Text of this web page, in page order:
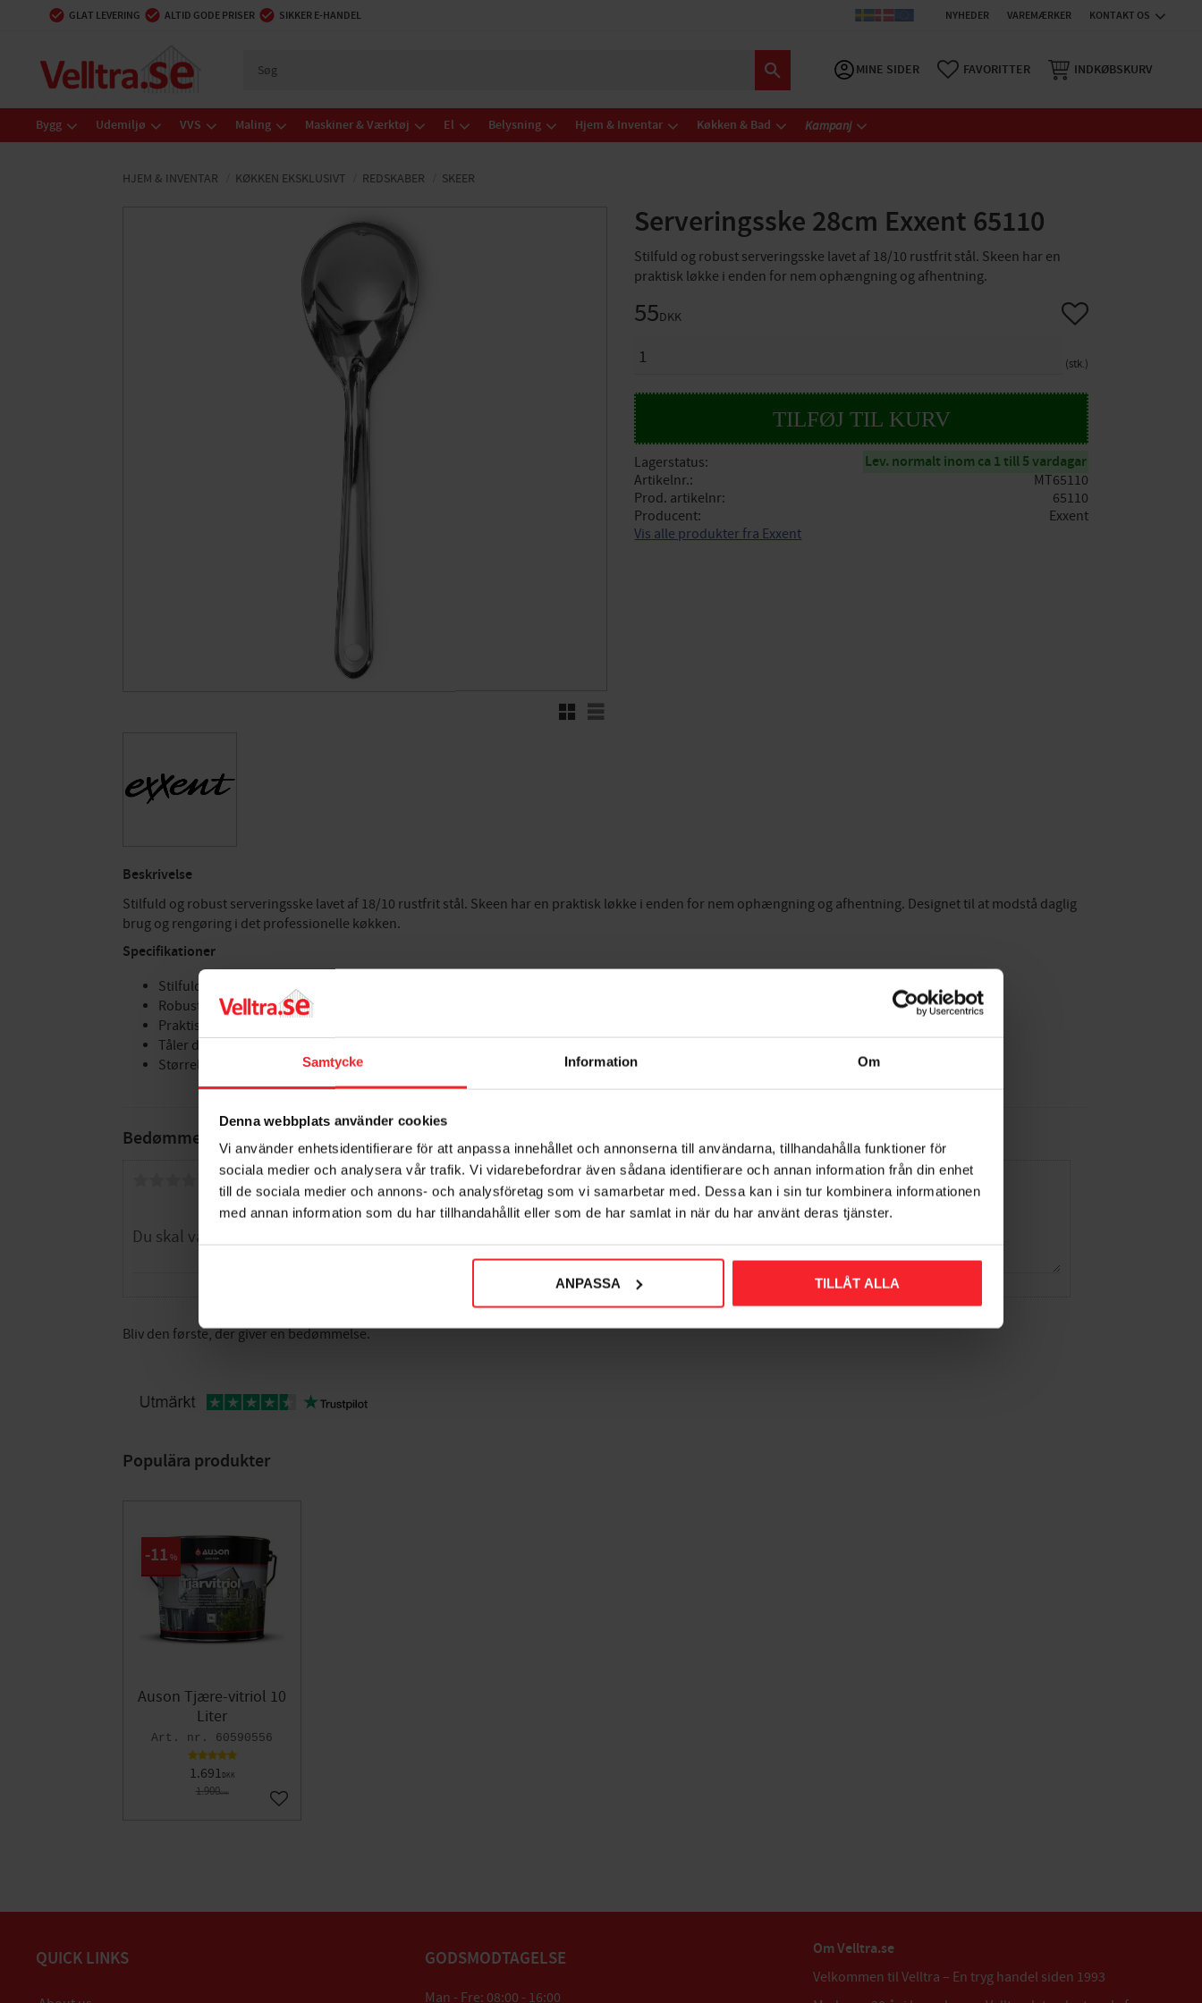
Samtycke Information Om
Denna webbplats använder cookies
Vi använder enhetsidentifierare för att anpassa innehållet och annonserna till användarna, tillhandahålla funktioner för
sociala medier och analysera vår trafik. Vi vidarebefordrar även sådana identifierare och annan information från din enhet
till de sociala medier och annons- och analysföretag som vi samarbetar med. Dessa kan i sin tur kombinera informationen
med annan information som du har tillhandahållit eller som de har samlat in när du har använt deras tjänster.
ANPASSA TILLÅT ALLA
GLAT LEVERING ALTID GODE PRISER SIKKER E-HANDEL NYHEDER VAREMÆRKER KONTAKT OS
MINE SIDER FAVORITTER INDKØBSKURV
Bygg Udemiljø VVS Maling Maskiner & Værktøj El Belysning Hjem & Inventar Køkken & Bad Kampanj
HJEM & INVENTAR KØKKEN EKSKLUSIVT REDSKABER SKEER
Serveringsske 28cm Exxent 65110
Stilfuld og robust serveringsske lavet af 18/10 rustfrit stål. Skeen har en
praktisk løkke i enden for nem ophængning og afhentning.
RutenettListe
55DKK
stk.
Gem som favorit
Lagerstatus Lev. normalt inom ca 1 till 5 vardagar
Artikelnr.
MT65110
Prod. artikelnr
65110
Producent
Exxent
Vis alle produkter fra Exxent
Beskrivelse
Stilfuld og robust serveringsske lavet af 18/10 rustfrit stål. Skeen har en praktisk løkke i enden for nem ophængning og afhentning. Designet til at modstå daglig
brug og rengøring i det professionelle køkken.
Specifikationer
Stilfuld
Robust
Praktisk løkke til ophængning
Tåler daglig brug og rengøring
Størrelse: 28 cm
Bedømmelser
Dig
Bliv den første, der giver en bedømmelse.
Populära produkter
Auson Tjære-vitriol 10
Liter
60590556
1.691DKK
1.900DKK
11 %
Gem som favorit
QUICK LINKS GODSMODTAGELSE
Man - Fre: 08:00 - 16:00
Om Velltra.se
Velkommen til Velltra – En tryg handel siden 1993